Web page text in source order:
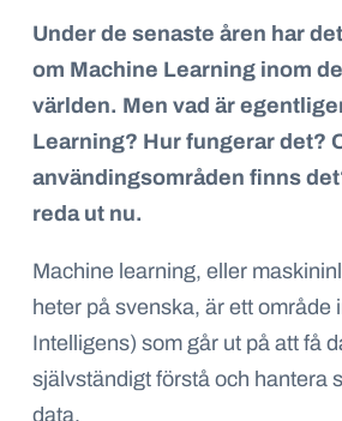
Under de senaste åren har
om Machine Learning inom
världen. Men vad är
Learning? Hur fungerar det?
användingsområden finns
reda ut nu.
Machine learning, eller
heter på svenska, är ett område
Intelligens) som går ut på att få
självständigt förstå och hantera
data.